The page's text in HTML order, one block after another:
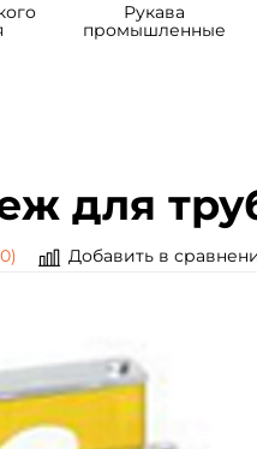
Рукава
промышленные
для
Добавить в